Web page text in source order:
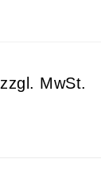
zzgl. MwSt.